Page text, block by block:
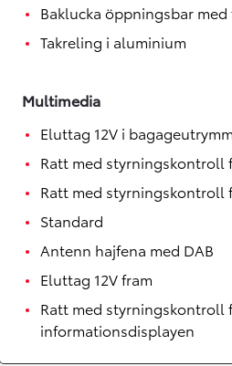
Baklucka öppningsbar
Takreling i aluminium
Multimedia
Eluttag 12V i
Ratt med styrningskontroll
Ratt med styrningskontroll
Standard
Antenn hajfena med DAB
Eluttag 12V fram
Ratt med styrningskontroll
informationsdisplayen